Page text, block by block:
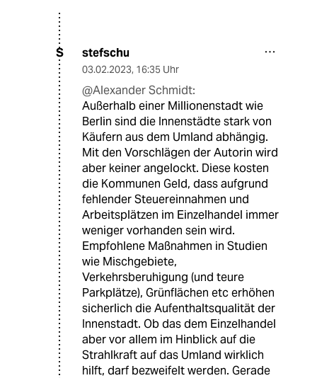
S stefschu
03.02.2023, 16:35 Uhr
@Alexander Schmidt:
Außerhalb einer Millionenstadt wie
Berlin sind die Innenstädte stark von
Käufern aus dem Umland abhängig.
Mit den Vorschlägen der Autorin wird
aber keiner angelockt. Diese kosten
die Kommunen Geld, dass aufgrund
fehlender Steuereinnahmen und
Arbeitsplätzen im Einzelhandel immer
weniger vorhanden sein wird.
Empfohlene Maßnahmen in Studien
wie Mischgebiete,
Verkehrsberuhigung (und teure
Parkplätze), Grünflächen etc erhöhen
sicherlich die Aufenthaltsqualität der
Innenstadt. Ob das dem Einzelhandel
aber vor allem im Hinblick auf die
Strahlkraft auf das Umland wirklich
hilft, darf bezweifelt werden. Gerade